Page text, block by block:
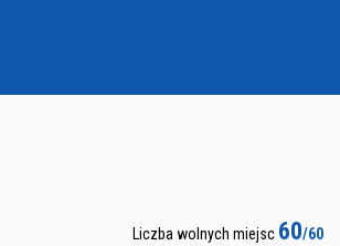
Liczba wolnych miejsc 60/60
w Tarnowie